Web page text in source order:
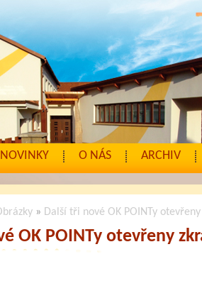
NOVINKY O NÁS ARCHIV
» Další tři nové OK POINTy
OK POINTy otevřeny